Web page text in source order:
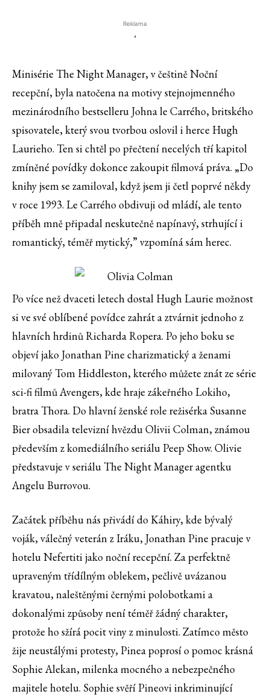
Reklama
'
Minisérie The Night Manager, v češtině Noční
recepční, byla natočena na motivy stejnojmenného
mezinárodního bestselleru Johna le Carrého, britského
spisovatele, který svou tvorbou oslovil i herce Hugh
Laurieho. Ten si chtěl po přečtení necelých tří kapitol
zmíněné povídky dokonce zakoupit filmová práva. „Do
knihy jsem se zamiloval, když jsem ji četl poprvé někdy
v roce 1993. Le Carrého obdivuji od mládí, ale tento
příběh mně připadal neskutečně napínavý, strhující i
romantický, téměř mytický,” vzpomíná sám herec.
Po více než dvaceti letech dostal Hugh Laurie možnost
si ve své oblíbené povídce zahrát a ztvárnit jednoho z
hlavních hrdinů Richarda Ropera. Po jeho boku se
objeví jako Jonathan Pine charizmatický a ženami
milovaný Tom Hiddleston, kterého můžete znát ze série
sci-fi filmů Avengers, kde hraje zákeřného Lokiho,
bratra Thora. Do hlavní ženské role režisérka Susanne
Bier obsadila televizní hvězdu Olivii Colman, známou
především z komediálního seriálu Peep Show. Olivie
představuje v seriálu The Night Manager agentku
Angelu Burrovou.
Začátek příběhu nás přivádí do Káhiry, kde bývalý
voják, válečný veterán z Iráku, Jonathan Pine pracuje v
hotelu Nefertiti jako noční recepční. Za perfektně
upraveným třídílným oblekem, pečlivě uvázanou
kravatou, naleštěnými černými polobotkami a
dokonalými způsoby není téměř žádný charakter,
protože ho sžírá pocit viny z minulosti. Zatímco město
žije neustálými protesty, Pinea poprosí o pomoc krásná
Sophie Alekan, milenka mocného a nebezpečného
majitele hotelu. Sophie svěří Pineovi inkriminující